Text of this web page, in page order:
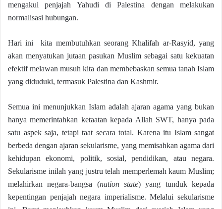
mengakui penjajah Yahudi di Palestina dengan melakukan
normalisasi hubungan.
Hari ini kita membutuhkan seorang Khalifah ar-Rasyid, yang
akan menyatukan jutaan pasukan Muslim sebagai satu kekuatan
efektif melawan musuh kita dan membebaskan semua tanah Islam
yang diduduki, termasuk Palestina dan Kashmir.
Semua ini menunjukkan Islam adalah ajaran agama yang bukan
hanya memerintahkan ketaatan kepada Allah SWT, hanya pada
satu aspek saja, tetapi taat secara total. Karena itu Islam sangat
berbeda dengan ajaran sekularisme, yang memisahkan agama dari
kehidupan ekonomi, politik, sosial, pendidikan, atau negara.
Sekularisme inilah yang justru telah memperlemah kaum Muslim;
melahirkan negara-bangsa (nation state) yang tunduk kepada
kepentingan penjajah negara imperialisme. Melalui sekularisme